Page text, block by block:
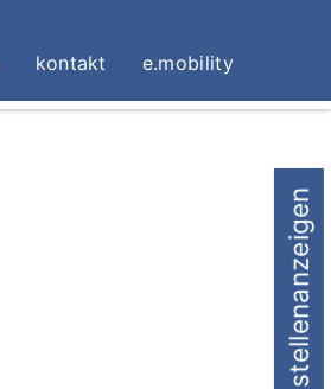
kontakt e.mobility
stellenanzeigen